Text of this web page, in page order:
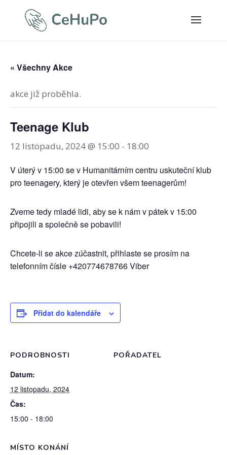
« Všechny Akce
akce již proběhla.
Teenage Klub
12 listopadu, 2024 @ 15:00 - 18:00
V úterý v 15:00 se v Humanitárním centru uskuteční klub
pro teenagery, který je otevřen všem teenagerům!
Zveme tedy mladé lidi, aby se k nám v pátek v 15:00
připojili a společně se pobavili!
Chcete-li se akce zúčastnit, přihlaste se prosím na
telefonním čísle +420774678766 Viber
Přidat do kalendáře
PODROBNOSTI
Datum:
12 listopadu, 2024
Čas:
15:00 - 18:00
POŘADATEL
MÍSTO KONÁNÍ